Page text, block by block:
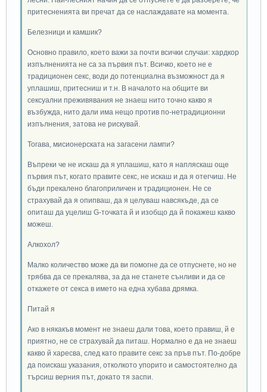
притесненията ви пречат да се наслаждавате на момента.
Белезници и камшик?
Основно правило, което важи за почти всички случаи: хардкор
изпълненията не са за първия път. Всичко, което не е
традиционен секс, води до потенциална възможност да я
уплашиш, притесниш и т.н. В началото на общите ви
сексуални преживявания не знаеш нито точно какво я
възбужда, нито дали има нещо против по-нетрадиционни
изпълнения, затова не рискувай.
Тогава, мисионерската на загасени лампи?
Въпреки че не искаш да я уплашиш, като я напляскаш още
първия път, когато правите секс, не искаш и да я отегчиш. Не
бъди прекалено благоприличен и традиционен. Не се
страхувай да я опипваш, да я целуваш навсякъде, да се
опиташ да уцелиш G-точката й и изобщо да й покажеш какво
можеш.
Алкохол?
Малко количество може да ви помогне да се отпуснете, но не
трябва да се прекалява, за да не станете сънливи и да се
откажете от секса в името на една хубава дрямка.
Питай я
Ако в някакъв момент не знаеш дали това, което правиш, й е
приятно, не се страхувай да питаш. Нормално е да не знаеш
какво й харесва, след като правите секс за пръв път. По-добре
да поискаш указания, отколкото упорито и самостоятелно да
търсиш верния път, докато тя заспи.